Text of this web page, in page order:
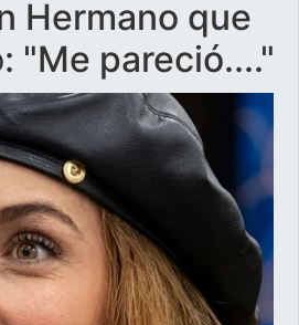
Hermano que
"Me pareció...."